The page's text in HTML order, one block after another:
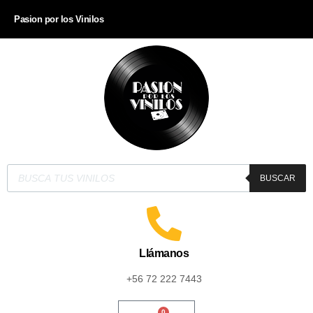
Pasion por los Vinilos
BUSCAR
Llámanos
+56 72 222 7443